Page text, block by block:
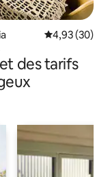
Évaluation
4,93 (30)
des tarifs